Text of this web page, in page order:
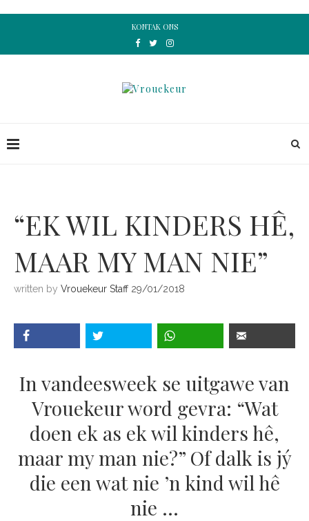
KONTAK ONS
“EK WIL KINDERS HÊ,
MAAR MY MAN NIE”
written by Vrouekeur Staff 29/01/2018
In vandeesweek se uitgawe van
Vrouekeur word gevra: “Wat
doen ek as ek wil kinders hê,
maar my man nie?” Of dalk is jý
die een wat nie ’n kind wil hê
nie …